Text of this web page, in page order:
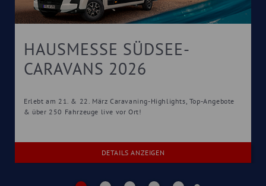
HAUSMESSE SÜDSEE-
CARAVANS 2026
Erlebt am 21. & 22. März Caravaning-Highlights, Top-Angebote
& über 250 Fahrzeuge live vor Ort!
DETAILS ANZEIGEN